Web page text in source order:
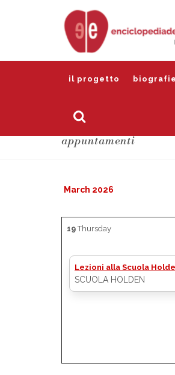
il progetto biografie
appuntamenti
March 2026
19Thursday
Lezioni alla Scuola
SCUOLA HOLDEN